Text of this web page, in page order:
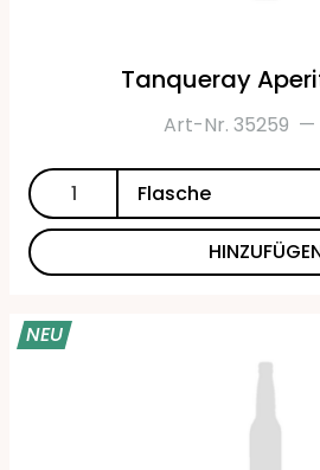
Tanqueray
Art-Nr. 35259 —
NEU